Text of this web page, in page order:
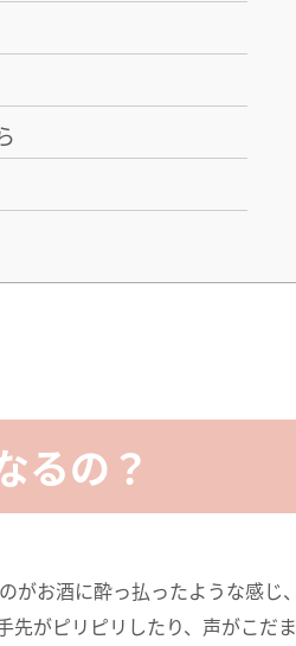
るの？
がお酒に酔っ払ったような感じ、
先がピリピリしたり、声がこだま